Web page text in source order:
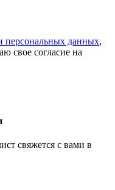
персональных данных,
свое согласие на
свяжется с вами в